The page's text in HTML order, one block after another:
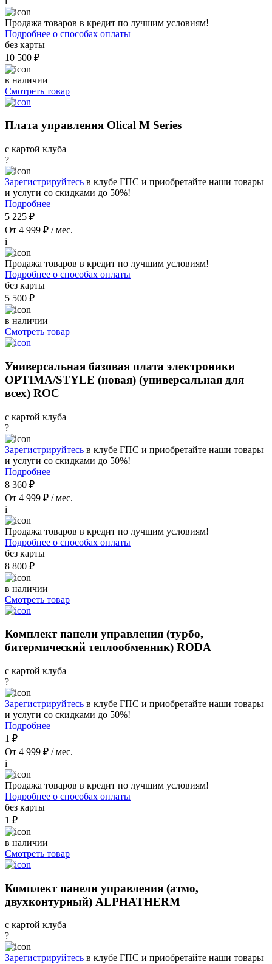
Продажа товаров в кредит по лучшим условиям!
Подробнее о способах оплаты
без карты
10 500 ₽
в наличии
Смотреть товар
Плата управления Olical M Series
с картой клуба
?
Зарегистрируйтесь в клубе ГПС и приобретайте наши товары
и услуги со скидками до 50%!
Подробнее
5 225 ₽
От 4 999 ₽ / мес.
i
Продажа товаров в кредит по лучшим условиям!
Подробнее о способах оплаты
без карты
5 500 ₽
в наличии
Смотреть товар
Универсальная базовая плата электроники
OPTIMA/STYLE (новая) (универсальная для
всех) ROC
с картой клуба
?
Зарегистрируйтесь в клубе ГПС и приобретайте наши товары
и услуги со скидками до 50%!
Подробнее
8 360 ₽
От 4 999 ₽ / мес.
i
Продажа товаров в кредит по лучшим условиям!
Подробнее о способах оплаты
без карты
8 800 ₽
в наличии
Смотреть товар
Комплект панели управления (турбо,
битермический теплообменник) RODA
с картой клуба
?
Зарегистрируйтесь в клубе ГПС и приобретайте наши товары
и услуги со скидками до 50%!
Подробнее
1 ₽
От 4 999 ₽ / мес.
i
Продажа товаров в кредит по лучшим условиям!
Подробнее о способах оплаты
без карты
1 ₽
в наличии
Смотреть товар
Комплект панели управления (атмо,
двухконтурный) ALPHATHERM
с картой клуба
?
Зарегистрируйтесь в клубе ГПС и приобретайте наши товары